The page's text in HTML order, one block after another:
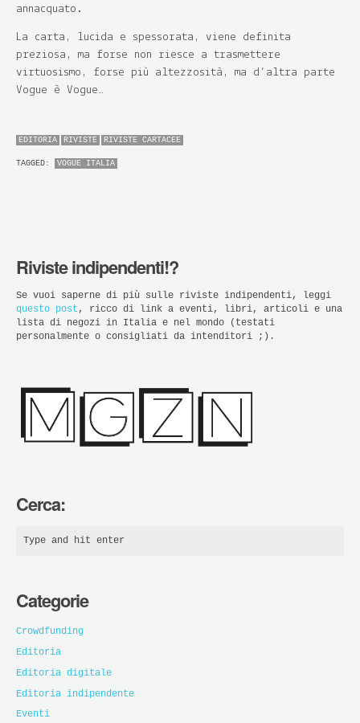
annacquato.
La carta, lucida e spessorata, viene definita
preziosa, ma forse non riesce a trasmettere
virtuosismo, forse più altezzosità, ma d’altra parte
Vogue è Vogue…
EDITORIA RIVISTE RIVISTE CARTACEE
TAGGED: VOGUE ITALIA
Riviste indipendenti!?
Se vuoi saperne di più sulle riviste indipendenti, leggi
questo post , ricco di link a eventi, libri, articoli e una
lista di negozi in Italia e nel mondo (testati
personalmente o consigliati da intenditori ;).
Cerca:
Categorie
Crowdfunding
Editoria
Editoria digitale
Editoria indipendente
Eventi